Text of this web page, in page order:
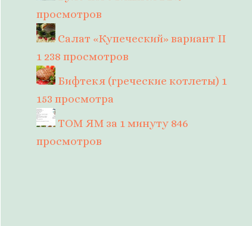
просмотров
Салат «Купеческий» вариант II
1 238 просмотров
Бифтекя (греческие котлеты) 1
153 просмотра
ТОМ ЯМ за 1 минуту 846
просмотров